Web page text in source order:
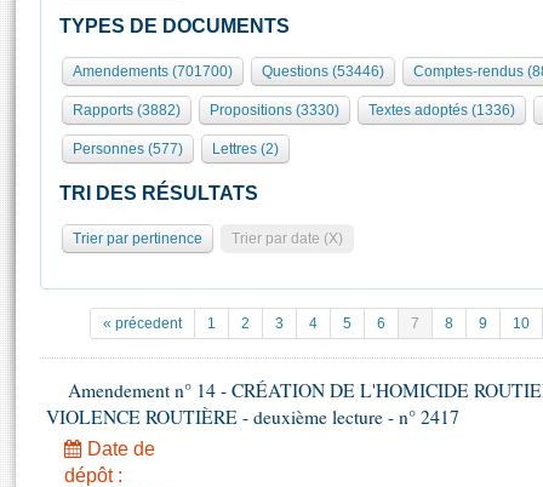
Présidence
577 députés
Groupes politiques
Élections législatives
Séance publique
Commissions et autres organes
Europe et International
Contrôle et évaluation
Congrès
Pétitions
Documents parlementaires
Propositions de loi
Amendements
Textes adoptés
Rôle et pouvoirs de l'Assemblée
Organisation de l'Assemblée
Présidence Conférence des Présidents Bureau Collège des
Statistiques et chiffres clés
Transparence et déontologie
Histoire
Juniors
Anciennes législatures
Visiter l'Assemblée
Visite virtuelle du palais Bourbon
Assister à une séance
Accès des chercheurs à l’Assemblée
Les évènements
Les archives
Photos libres de droit
TYPES DE DOCUMENTS
Amendements (701700) Questions (53446) Comptes-rendus
Rapports (3882) Propositions (3330) Textes adoptés (1336)
Personnes (577) Lettres (2)
TRI DES RÉSULTATS
Trier par pertinence Trier par date (X)
« précedent 1 2 3 4 5 6 7 8 9 10
Amendement n° 14 - CRÉATION DE L'HOMICIDE
VIOLENCE ROUTIÈRE - deuxième lecture - n° 2417
Date de
dépôt :